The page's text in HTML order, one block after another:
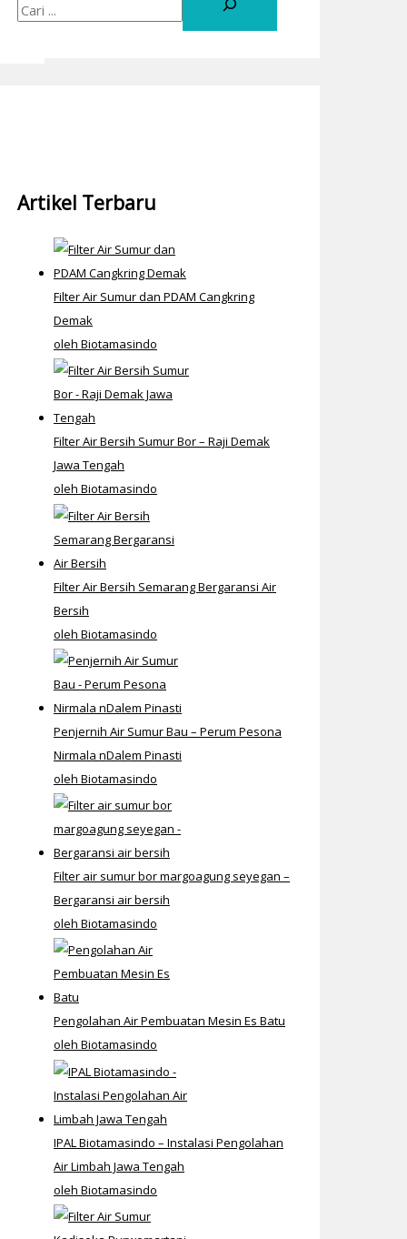
Artikel Terbaru
Filter Air Sumur dan PDAM Cangkring
Demak
oleh Biotamasindo
Filter Air Bersih Sumur Bor – Raji Demak
Jawa Tengah
oleh Biotamasindo
Filter Air Bersih Semarang Bergaransi Air
Bersih
oleh Biotamasindo
Penjernih Air Sumur Bau – Perum Pesona
Nirmala nDalem Pinasti
oleh Biotamasindo
Filter air sumur bor margoagung seyegan –
Bergaransi air bersih
oleh Biotamasindo
Pengolahan Air Pembuatan Mesin Es Batu
oleh Biotamasindo
IPAL Biotamasindo – Instalasi Pengolahan
Air Limbah Jawa Tengah
oleh Biotamasindo